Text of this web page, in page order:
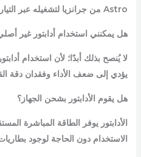
Astro من جرانزيا لتشغيله عبر التيار الكهربائي مباشرة.
هل يمكنني استخدام أدابتور غير
لا يُنصح بذلك أبدًا؛ لأن استخدام
يؤدي إلى ضعف الأداء وفقدان دقة
هل يقوم الأدابتور بشحن الجهاز؟
الأدابتور يوفر الطاقة المباشرة
الاستخدام دون الحاجة لوجود